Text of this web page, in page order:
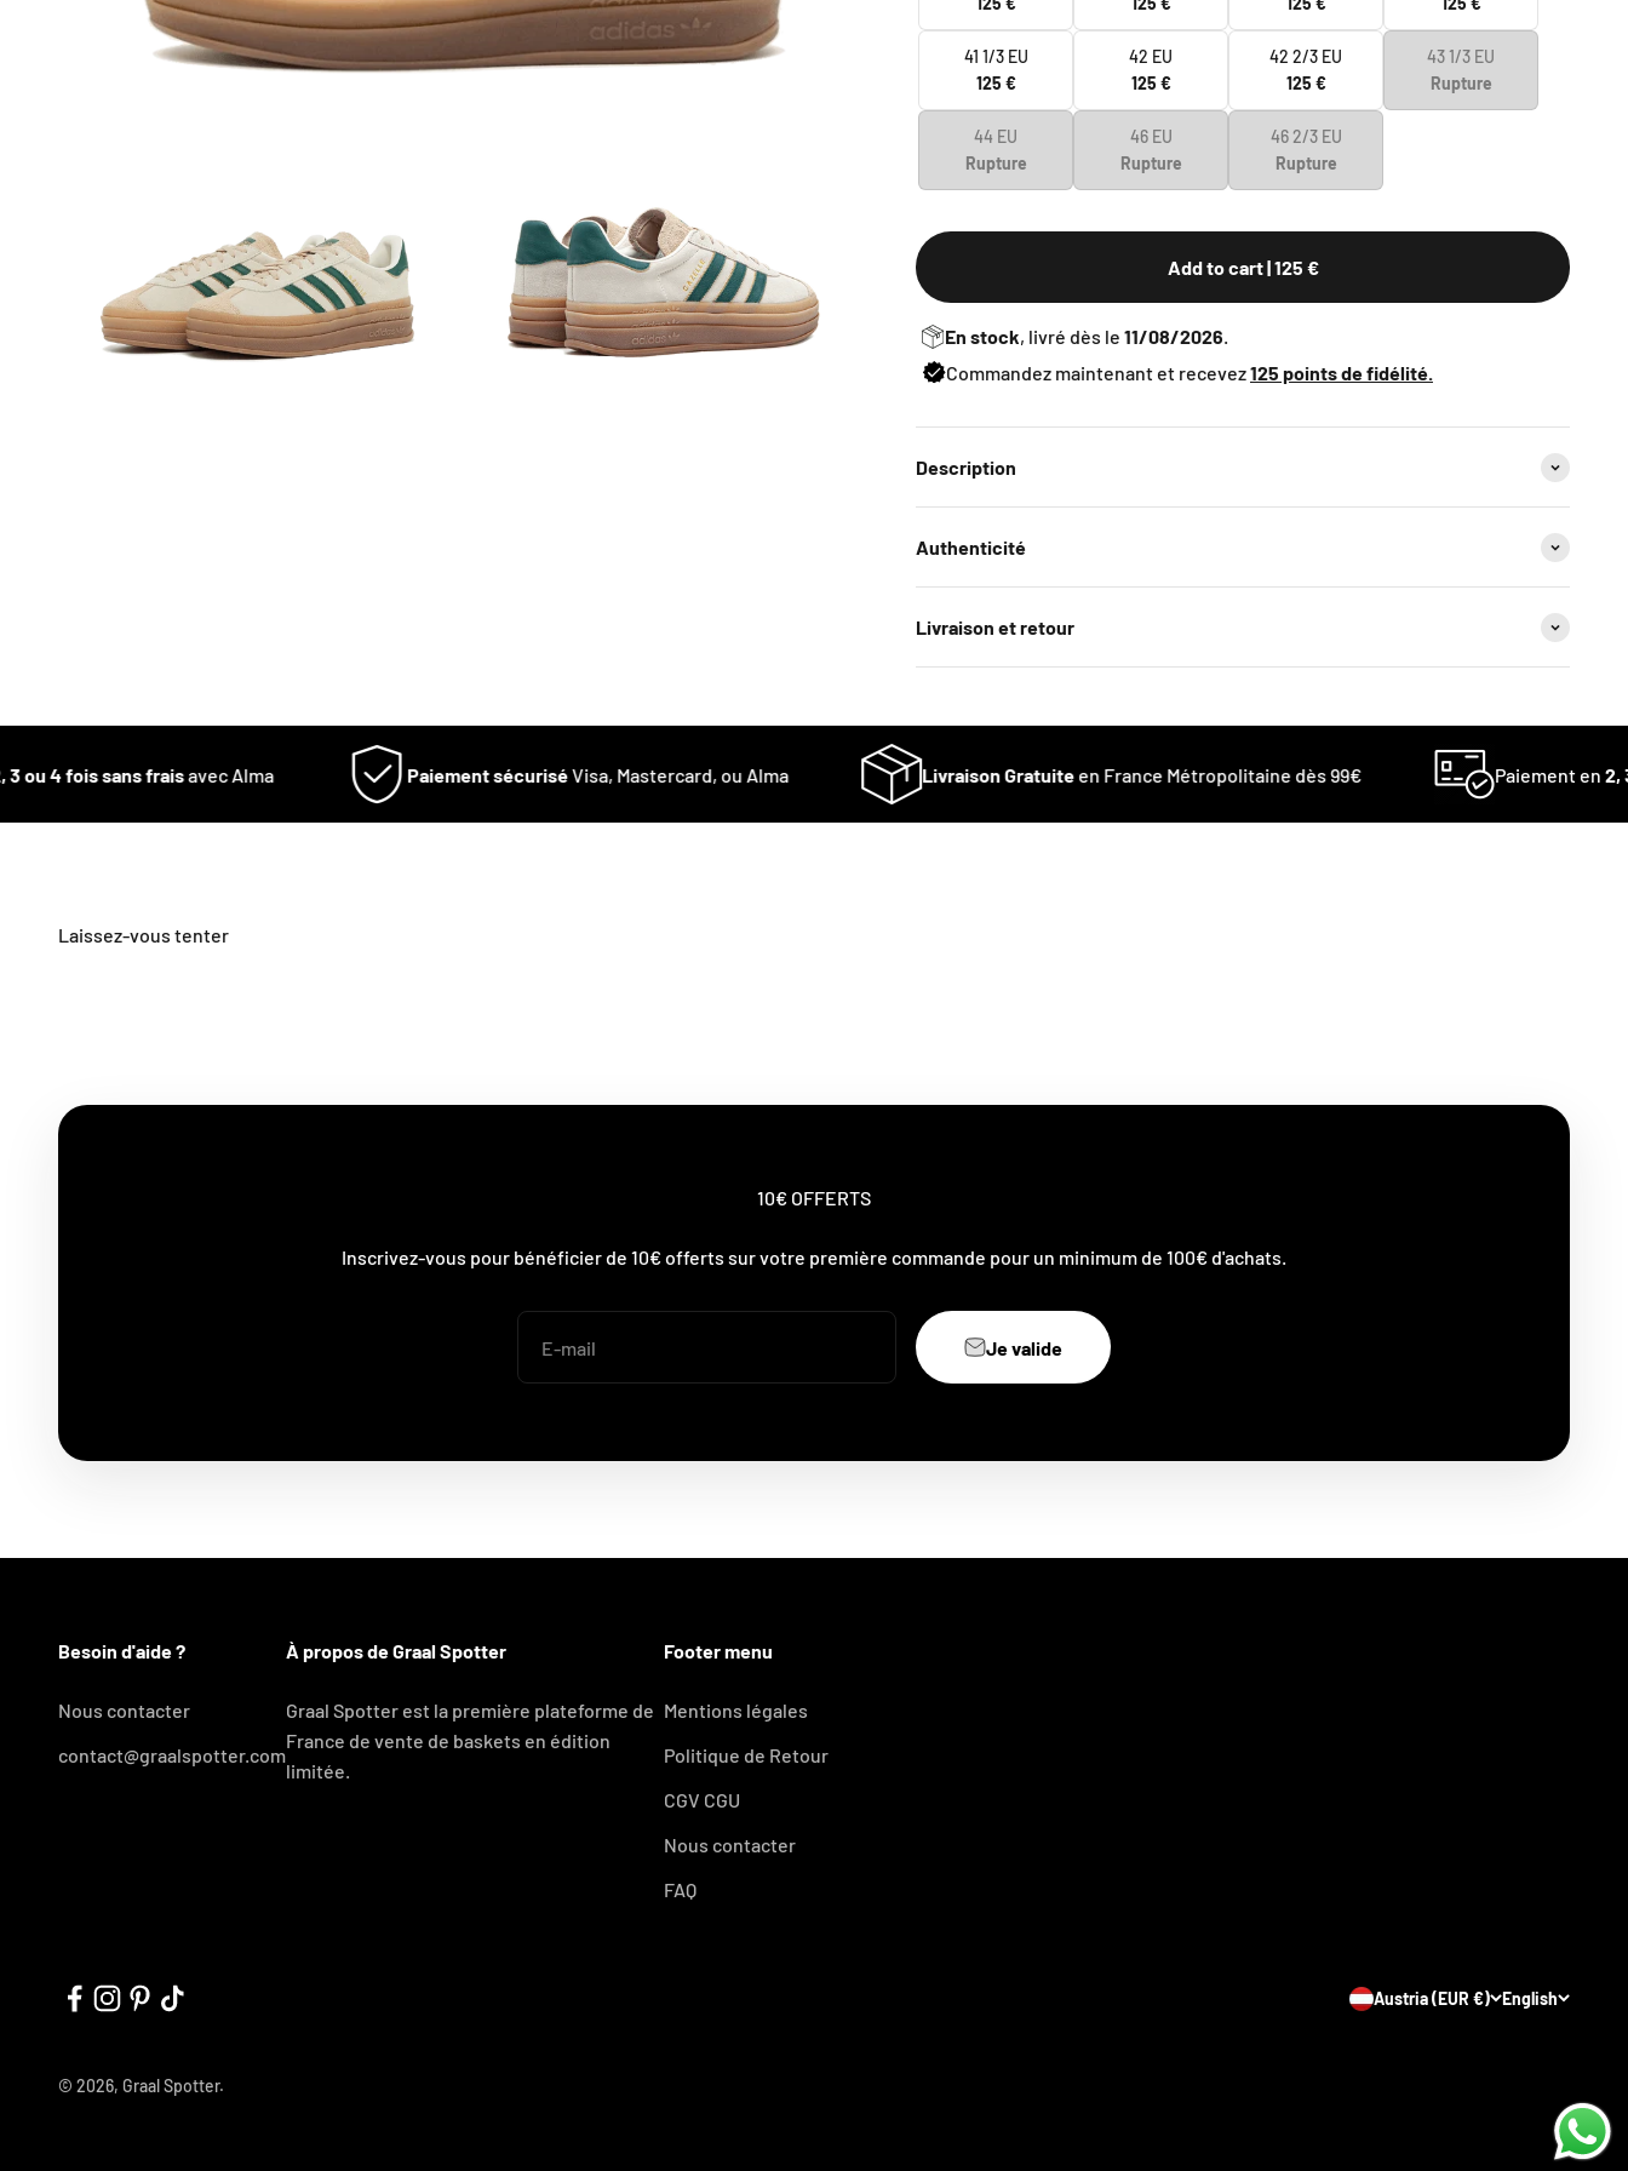
41 1/3 EU
125 €
42 EU
125 €
42 2/3 EU
125 €
43 1/3 EU
Rupture
44 EU
Rupture
46 EU
Rupture
46 2/3 EU
Rupture
Add to cart| 125 €
En stock, livré dès le 11/08/2026.
Commandez maintenant et recevez125 points de fidélité.
Description
Authenticité
Livraison et retour
ou 4 fois sans fraisavec Alma Paiement sécuriséVisa, Mastercard, ou Alma Livraison Gratuiteen France Métropolitaine dès 99€ Paiement en2, 3
10€ OFFERTS
Inscrivez-vous pour bénéficier de 10€ offerts sur votre première commande pour un minimum de 100€ d'achats.
E-mail Je valide
Besoin d'aide ?
Nous contacter
contact@graalspotter.com
À propos de Graal Spotter
Graal Spotter est la première plateforme de
France de vente de baskets en édition
limitée.
Footer menu
Mentions légales
Politique de Retour
CGV CGU
Nous contacter
FAQ
Austria (EUR €) English
© 2026, Graal Spotter.